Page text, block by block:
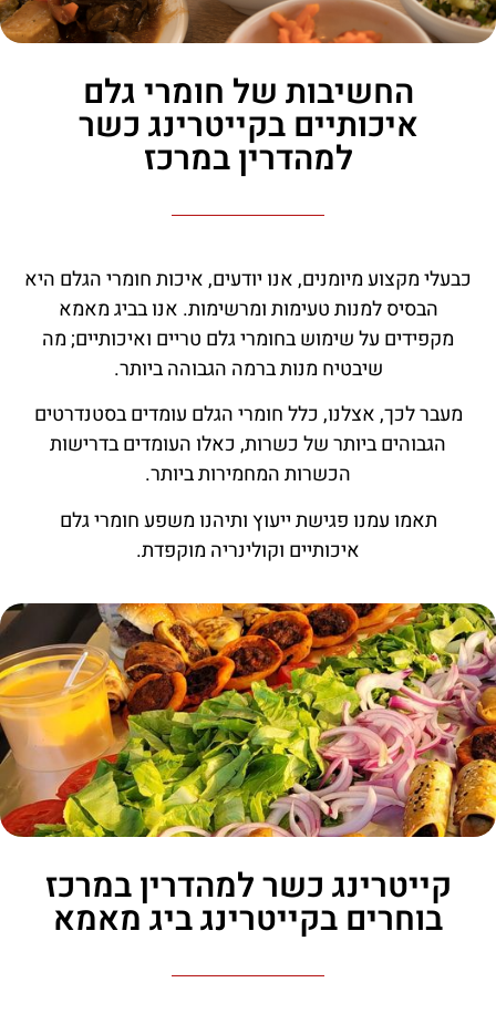
החשיבות של חומרי גלם
איכותיים בקייטרינג כשר
למהדרין במרכז
כבעלי מקצוע מיומנים, אנו יודעים, איכות חומרי הגלם היא
הבסיס למנות טעימות ומרשימות. אנו בביג מאמא
מקפידים על שימוש בחומרי גלם טריים ואיכותיים; מה
שיבטיח מנות ברמה הגבוהה ביותר.
מעבר לכך, אצלנו, כלל חומרי הגלם עומדים בסטנדרטים
הגבוהים ביותר של כשרות, כאלו העומדים בדרישות
הכשרות המחמירות ביותר.
תאמו עמנו פגישת ייעוץ ותיהנו משפע חומרי גלם
איכותיים וקולינריה מוקפדת.
קייטרינג כשר למהדרין במרכז
בוחרים בקייטרינג ביג מאמא